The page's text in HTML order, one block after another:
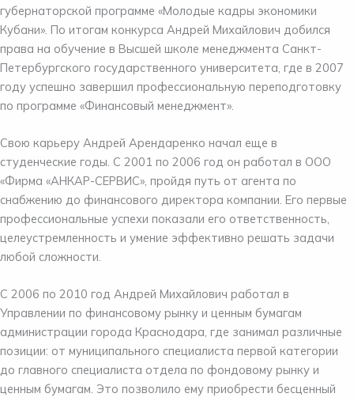
губернаторской программе «Молодые кадры экономики
Кубани». По итогам конкурса Андрей Михайлович добился
права на обучение в Высшей школе менеджмента Санкт-
Петербургского государственного университета, где в 2007
году успешно завершил профессиональную переподготовку
по программе «Финансовый менеджмент».
Свою карьеру Андрей Арендаренко начал еще в
студенческие годы. С 2001 по 2006 год он работал в ООО
«Фирма «АНКАР-СЕРВИС», пройдя путь от агента по
снабжению до финансового директора компании. Его первые
профессиональные успехи показали его ответственность,
целеустремленность и умение эффективно решать задачи
любой сложности.
С 2006 по 2010 год Андрей Михайлович работал в
Управлении по финансовому рынку и ценным бумагам
администрации города Краснодара, где занимал различные
позиции: от муниципального специалиста первой категории
до главного специалиста отдела по фондовому рынку и
ценным бумагам. Это позволило ему приобрести бесценный